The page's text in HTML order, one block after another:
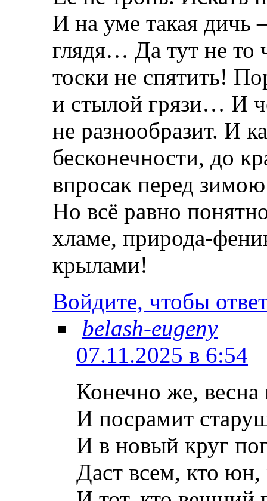
И на уме такая дичь
глядя… Да тут не то
тоски не спятить!
и стылой грязи… И
не разнообразит. И
бесконечности, до
впросак перед
Но всё равно
хламе, природа-
крылами!
Войдите, чтобы
belash-eugeny
07.11.2025 в 6:54
Конечно же, весна
И посрамит
И в новый круг
Даст всем, кто